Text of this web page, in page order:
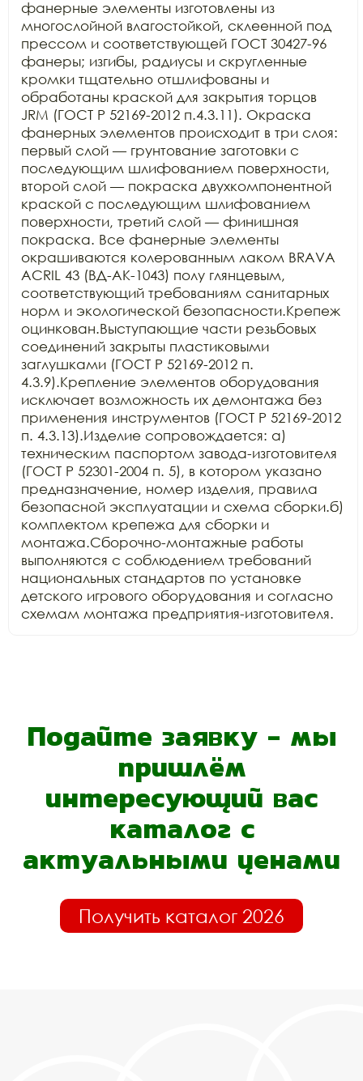
фанерные элементы изготовлены из
многослойной влагостойкой, склеенной под
прессом и соответствующей ГОСТ 30427-96
фанеры; изгибы, радиусы и скругленные
кромки тщательно отшлифованы и
обработаны краской для закрытия торцов
JRM (ГОСТ Р 52169-2012 п.4.3.11). Окраска
фанерных элементов происходит в три слоя:
первый слой — грунтование заготовки с
последующим шлифованием поверхности,
второй слой — покраска двухкомпонентной
краской с последующим шлифованием
поверхности, третий слой — финишная
покраска. Все фанерные элементы
окрашиваются колерованным лаком BRAVA
ACRIL 43 (ВД-АК-1043) полу глянцевым,
соответствующий требованиям санитарных
норм и экологической безопасности.Крепеж
оцинкован.Выступающие части резьбовых
соединений закрыты пластиковыми
заглушками (ГОСТ Р 52169-2012 п.
4.3.9).Крепление элементов оборудования
исключает возможность их демонтажа без
применения инструментов (ГОСТ Р 52169-2012
п. 4.3.13).Изделие сопровождается: а)
техническим паспортом завода-изготовителя
(ГОСТ Р 52301-2004 п. 5), в котором указано
предназначение, номер изделия, правила
безопасной эксплуатации и схема сборки.б)
комплектом крепежа для сборки и
монтажа.Сборочно-монтажные работы
выполняются с соблюдением требований
национальных стандартов по установке
детского игрового оборудования и согласно
схемам монтажа предприятия-изготовителя.
Подайте заявку - мы
пришлём
интересующий вас
каталог с
актуальными ценами
Получить каталог 2026